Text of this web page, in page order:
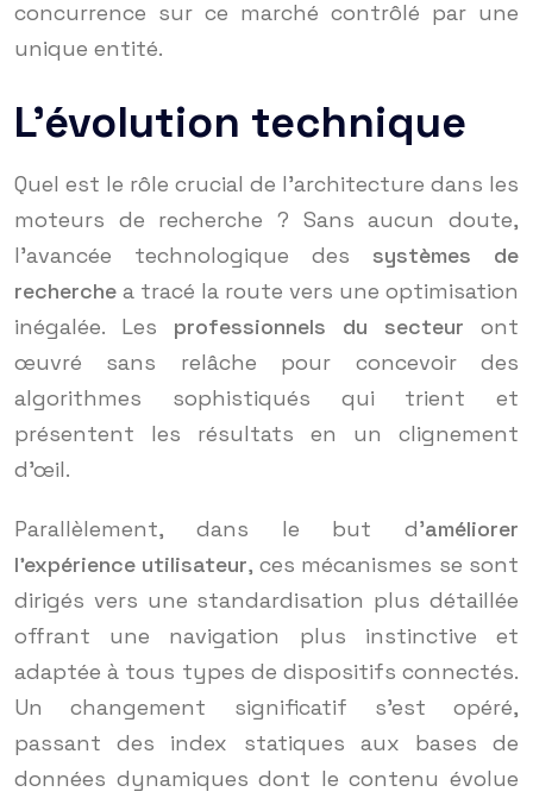
concurrence sur ce marché contrôlé par une
unique entité.
L’évolution technique
Quel est le rôle crucial de l’architecture dans les
moteurs de recherche ? Sans aucun doute,
l’avancée technologique des systèmes de
recherche a tracé la route vers une optimisation
inégalée. Les professionnels du secteur ont
œuvré sans relâche pour concevoir des
algorithmes sophistiqués qui trient et
présentent les résultats en un clignement
d’œil.
Parallèlement, dans le but d’améliorer
l’expérience utilisateur, ces mécanismes se sont
dirigés vers une standardisation plus détaillée
offrant une navigation plus instinctive et
adaptée à tous types de dispositifs connectés.
Un changement significatif s’est opéré,
passant des index statiques aux bases de
données dynamiques dont le contenu évolue